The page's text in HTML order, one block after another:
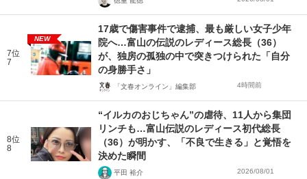
7位
7
NEW
17歳で傷害事件で逮捕、最も厳しい女子少年
院へ…富山の伝説のレディース総長（36）
が、独房の孤独の中で突きつけられた「自分
の身勝手さ」
「文春オンライン」編集部 4時間前
8位
8
“イルカのおじちゃん”の虐待、11人から集団
リンチも…富山伝説のレディース初代総長
（36）が明かす、「不良で生きる」と覚悟を
決めた瞬間
平田 裕介 2026/08/01